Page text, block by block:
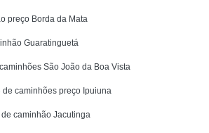
preço Borda da Mata
Guaratinguetá
São João da Boa Vista
caminhões preço Ipuiuna
caminhão Jacutinga